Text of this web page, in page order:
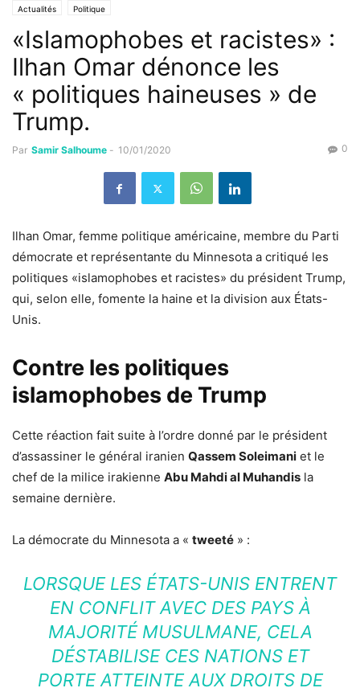
Actualités Politique
«Islamophobes et racistes» :
Ilhan Omar dénonce les
« politiques haineuses » de
Trump.
Par Samir Salhoume - 10/01/2020 0
Ilhan Omar, femme politique américaine, membre du Parti
démocrate et représentante du Minnesota a critiqué les
politiques «islamophobes et racistes» du président Trump,
qui, selon elle, fomente la haine et la division aux États-
Unis.
Contre les politiques
islamophobes de Trump
Cette réaction fait suite à l’ordre donné par le président
d’assassiner le général iranien Qassem Soleimani et le
chef de la milice irakienne Abu Mahdi al Muhandis la
semaine dernière.
La démocrate du Minnesota a « tweeté » :
LORSQUE LES ÉTATS-UNIS ENTRENT
EN CONFLIT AVEC DES PAYS À
MAJORITÉ MUSULMANE, CELA
DÉSTABILISE CES NATIONS ET
PORTE ATTEINTE AUX DROITS DE